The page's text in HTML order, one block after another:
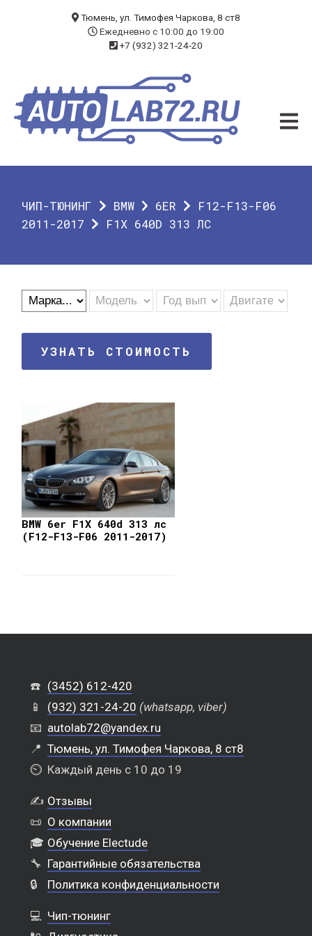
ЧИП-ТЮНИНГ
ДИАГНОСТИКА
О КОМПАНИИ
ГАРАНТИЯ
Тюмень, ул. Тимофея Чаркова, 8 ст8
Ежедневно с 10:00 до 19:00
+7 (932) 321-24-20
ЧИП-ТЮНИНГ BMW 6ER
F12-F13-F06
2011-2017
F1X 640D 313 ЛС
УЗНАТЬ СТОИМОСТЬ
BMW 6er F1X 640d 313 лс
(F12-F13-F06 2011-2017)
☎️ (3452) 612-420
📱
(932) 321-24-20 (whatsapp, viber)
📧 autolab72@yandex.ru
📍 Тюмень, ул. Тимофея Чаркова, 8 ст8
⏲️ Каждый день с 10 до 19
✍️ Отзывы
📜 О компании
🎓 Обучение Electude
🔧 Гарантийные обязательства
🔒
Политика конфиденциальности
💻 Чип-тюнинг